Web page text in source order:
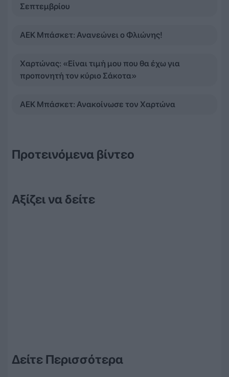
Σεπτεμβρίου
ΑΕΚ Μπάσκετ: Ανανεώνει ο Φλιώνης!
Χαρτώνας: «Είναι τιμή μου που θα έχω για
προπονητή τον κύριο Σάκοτα»
ΑΕΚ Μπάσκετ: Ανακοίνωσε τον Χαρτώνα
Προτεινόμενα βίντεο
Αξίζει να δείτε
Δείτε Περισσότερα